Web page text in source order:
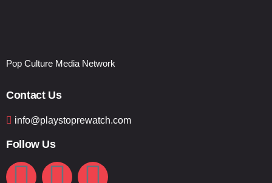
Pop Culture Media Network
Contact Us
info@playstoprewatch.com
Follow Us